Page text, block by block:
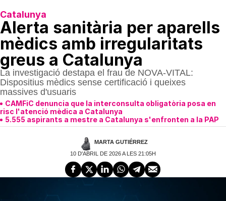
Catalunya
Alerta sanitària per aparells
mèdics amb irregularitats
greus a Catalunya
La investigació destapa el frau de NOVA-VITAL:
Dispositius mèdics sense certificació i queixes
massives d'usuaris
CAMFiC denuncia que la interconsulta obligatòria posa en
risc l'atenció mèdica a Catalunya
5.555 aspirants a mestre a Catalunya s'enfronten a la PAP
MARTA GUTIÉRREZ
10 D'ABRIL DE 2026 A LES 21:05H